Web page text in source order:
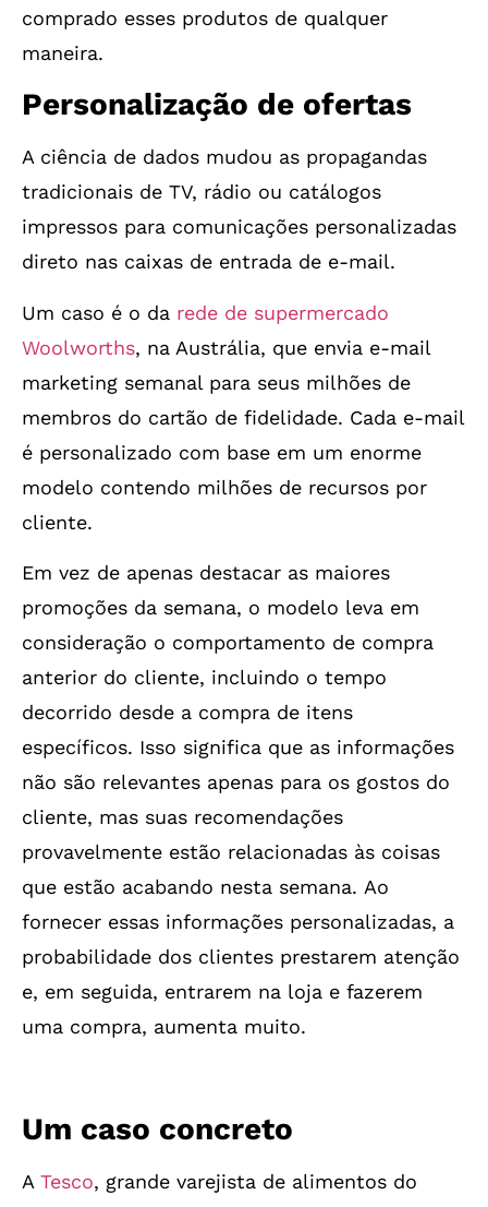
comprado esses produtos de qualquer
maneira.
Personalização de ofertas
A ciência de dados mudou as propagandas
tradicionais de TV, rádio ou catálogos
impressos para comunicações personalizadas
direto nas caixas de entrada de e-mail.
Um caso é o da rede de supermercado
Woolworths, na Austrália, que envia e-mail
marketing semanal para seus milhões de
membros do cartão de fidelidade. Cada e-mail
é personalizado com base em um enorme
modelo contendo milhões de recursos por
cliente.
Em vez de apenas destacar as maiores
promoções da semana, o modelo leva em
consideração o comportamento de compra
anterior do cliente, incluindo o tempo
decorrido desde a compra de itens
específicos. Isso significa que as informações
não são relevantes apenas para os gostos do
cliente, mas suas recomendações
provavelmente estão relacionadas às coisas
que estão acabando nesta semana. Ao
fornecer essas informações personalizadas, a
probabilidade dos clientes prestarem atenção
e, em seguida, entrarem na loja e fazerem
uma compra, aumenta muito.
Um caso concreto
A Tesco, grande varejista de alimentos do